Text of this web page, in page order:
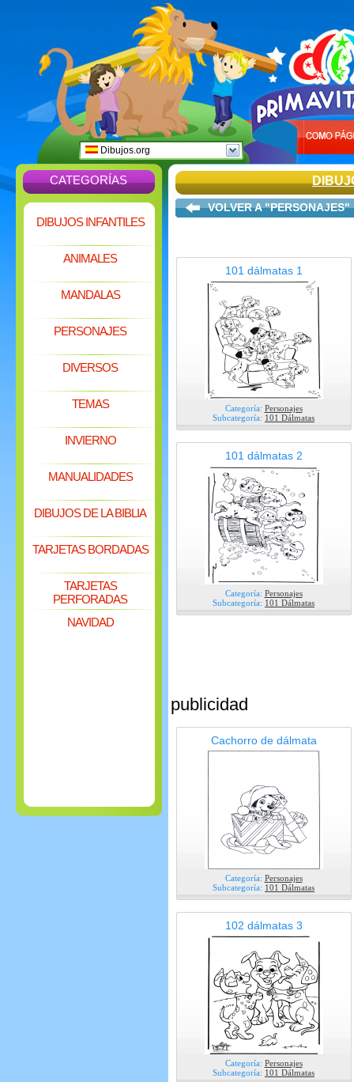
Dibujos.org
CATEGORÍAS
DIBUJOS INFANTILES
ANIMALES
MANDALAS
PERSONAJES
DIVERSOS
TEMAS
INVIERNO
MANUALIDADES
DIBUJOS DE LA BIBLIA
TARJETAS BORDADAS
TARJETAS
PERFORADAS
NAVIDAD
VOLVER A "PERSONAJES"
101 dálmatas 1
Categoría: Personajes
Subcategoría: 101 Dálmatas
101 dálmatas 2
Categoría: Personajes
Subcategoría: 101 Dálmatas
publicidad
Cachorro de dálmata
Categoría: Personajes
Subcategoría: 101 Dálmatas
102 dálmatas 3
Categoría: Personajes
Subcategoría: 101 Dálmatas